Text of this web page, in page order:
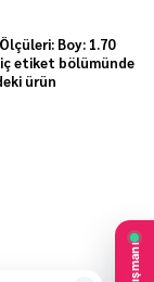
Boy: 1.70
iç etiket bölümünde
ürün